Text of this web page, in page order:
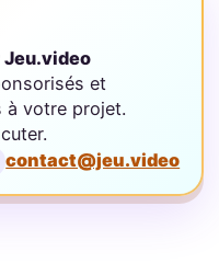
et
à votre projet.
contact@jeu.video